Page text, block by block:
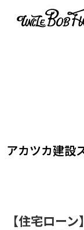
アカツカ建設
【住宅ロー